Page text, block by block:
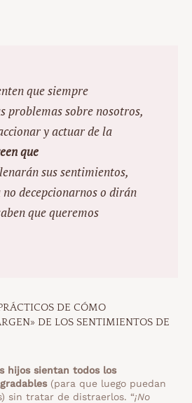
que siempre
problemas sobre nosotros,
y actuar de la
que
sus sentimientos,
decepcionarnos o dirán
que queremos
DE CÓMO
DE LOS SENTIMIENTOS DE
hijos sientan todos los
(para que luego puedan
sin tratar de distraerlos. “¡No